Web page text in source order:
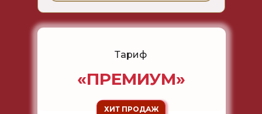
«ПРЕМИУМ»
Тариф
ХИТ ПРОДАЖ